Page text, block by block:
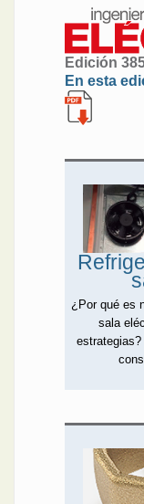
Edición
En esta
¿Por qué es
sala